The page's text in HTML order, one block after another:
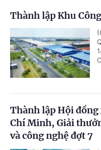
Thành lập Khu
Thành lập Hội
Chí Minh, Giải
và công nghệ đợt 7